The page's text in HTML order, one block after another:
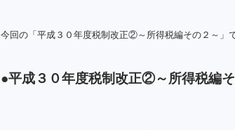
今回の「平成３０年度税制改正②～所得税編その２～」
●平成３０年度税制改正②～所得税編